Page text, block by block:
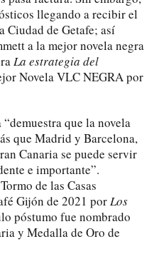
llegando a recibir el
Ciudad de Getafe; así
a la mejor novela negra
La estrategia del
Novela VLC NEGRA por
que la novela
que Madrid y Barcelona,
Canaria se puede servir
e importante”.
de las Casas
Gijón de 2021 porLos
póstumo fue nombrado
y Medalla de Oro de